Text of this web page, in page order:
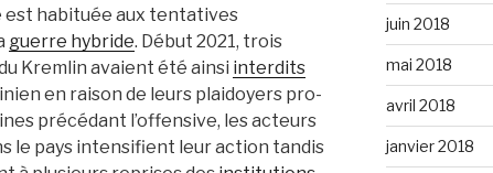
est habituée aux tentatives
guerre hybride. Début 2021, trois
Kremlin avaient été ainsi interdits
en raison de leurs plaidoyers pro-
précédant l’offensive, les acteurs
le pays intensifient leur action tandis
juin 2018
mai 2018
avril 2018
janvier 2018